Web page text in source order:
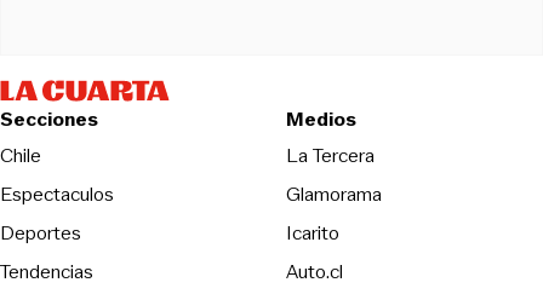
Secciones
Chile
Espectaculos
Deportes
Tendencias
Medios
La TerceraOpens in new
Glamorama
Icarito
Auto.cl